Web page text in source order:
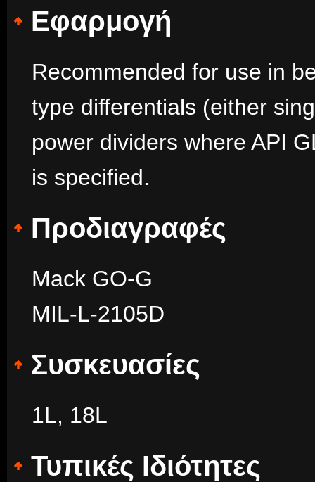
Εφαρμογή
Recommended for use in
type differentials (either
power dividers where API
is specified.
Προδιαγραφές
Mack GO-G
MIL-L-2105D
Συσκευασίες
1L, 18L
Τυπικές Ιδιότητες